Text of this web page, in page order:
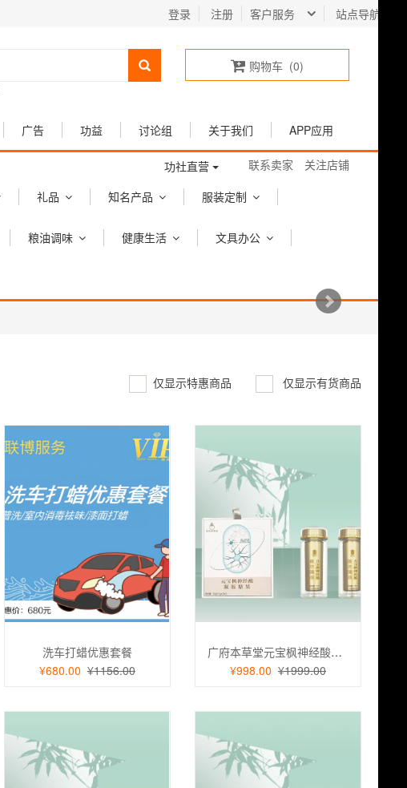
客户服务 站点导航
登录 注册
购物车 (0)
广告 功益 讨论组 关于我们 APP应用
功社直营 联系卖家
关注店铺
礼品 知名产品 服装定制
粮油调味 健康生活 文具办公
仅显示特惠商品 仅显示有货商品
洗车打蜡优惠套餐
¥680.00 ¥1156.00
广府本草堂元宝枫神经酸凝胶糖果
¥998.00 ¥1999.00